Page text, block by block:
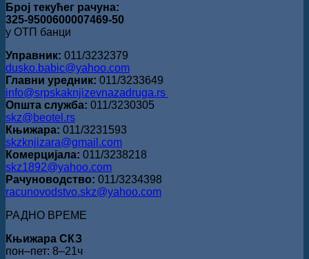
Број текућег рачуна:
325-9500600007469-50
у ОТП банци
Управник: 011/3232379
dusko.babic@yahoo.com
Главни уредник: 011/3233649
info@srpskaknjizevnazadruga.rs
Општа служба: 011/3230305
skz@beotel.rs
Књижара: 011/3231593
skzknjizara@gmail.com
Комерцијала: 011/3238218
skz1892@yahoo.com
Рачуноводство: 011/3234398
racunovodstvo.skz@yahoo.com
РАДНО ВРЕМЕ
Књижара СКЗ
пон‒пет: 8‒21ч